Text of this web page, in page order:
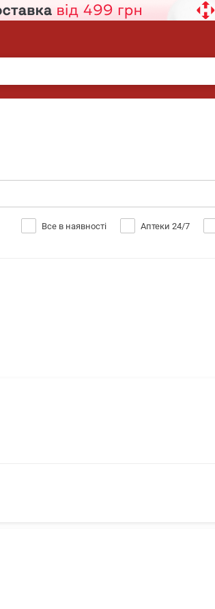
Все в наявності Аптеки 24/7